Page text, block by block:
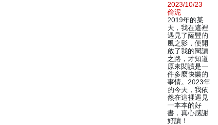
2023/10/23
偷泥
2019年的某
天，我在這裡
遇見了薩豐的
風之影，便開
啟了我的閱讀
之路，才知道
原來閱讀是一
件多麼快樂的
事情。2023年
的今天，我依
然在這裡遇見
一本本的好
書，真心感謝
好讀！